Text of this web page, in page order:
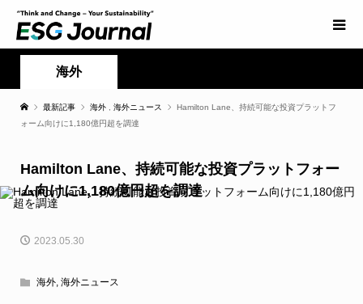
海外
最新記事 海外 海外ニュース
Hamilton Lane、持続可能な投資プラットフ
ォーム向けに1,180億円超を調達
Hamilton Lane、持続可能な投資プラットフォー
ム向けに1,180億円超を調達
2023.05.30
海外, 海外ニュース